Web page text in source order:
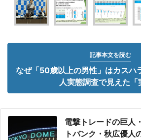
記事本文を読む
なぜ「50歳以上の男性」はカス
人実態調査で見えた「
電撃トレードの巨人
トバンク・秋広優人